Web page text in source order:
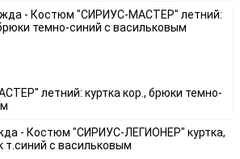
летний: куртка кор., брюки темно-